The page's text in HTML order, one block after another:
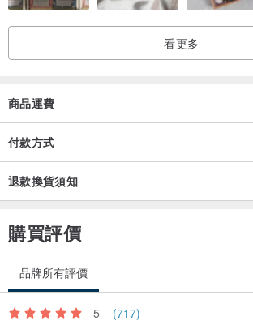
看更多
商品運費
付款方式
退款換貨須知
購買評價
品牌所有評價
5 (717)